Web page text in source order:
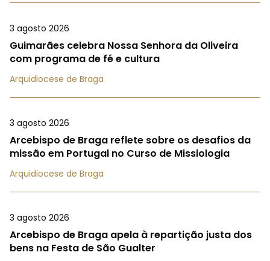
3 agosto 2026
Guimarães celebra Nossa Senhora da Oliveira
com programa de fé e cultura
Arquidiocese de Braga
3 agosto 2026
Arcebispo de Braga reflete sobre os desafios da
missão em Portugal no Curso de Missiologia
Arquidiocese de Braga
3 agosto 2026
Arcebispo de Braga apela à repartição justa dos
bens na Festa de São Gualter